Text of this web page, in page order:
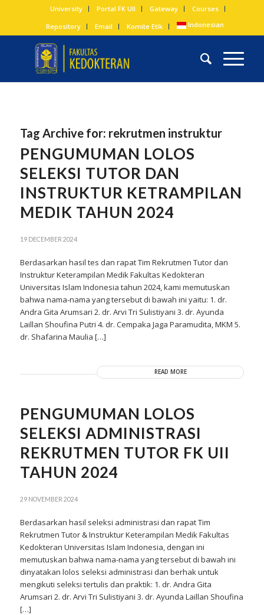
University Portal FK UII Gateway
Courses
Repository
Email Komite Etik Indonesian
Tag Archive for: rekrutmen instruktur
PENGUMUMAN LOLOS
SELEKSI TUTOR DAN
INSTRUKTUR KETRAMPILAN
MEDIK TAHUN 2024
19 DECEMBER 2024
Berdasarkan hasil tes dan rapat Tim Rekrutmen Tutor dan
Instruktur Keterampilan Medik Fakultas Kedokteran
Universitas Islam Indonesia tahun 2024, kami memutuskan
bahwa nama-nama yang tersebut di bawah ini yaitu: 1. dr.
Andra Gita Arumsari 2. dr. Arvi Tri Sulistiyani 3. dr. Ayunda
Laillan Shoufina Putri 4. dr. Cempaka Jaga Paramudita, MKM 5.
dr. Shafarina Maulia […]
READ MORE
PENGUMUMAN LOLOS
SELEKSI ADMINISTRASI
REKRUTMEN TUTOR FK UII
TAHUN 2024
29 NOVEMBER 2024
Berdasarkan hasil seleksi administrasi dan rapat Tim
Rekrutmen Tutor & Instruktur Keterampilan Medik Fakultas
Kedokteran Universitas Islam Indonesia, dengan ini
memutuskan bahwa nama-nama yang tersebut di bawah ini
dinyatakan lolos seleksi administrasi dan berhak untuk
mengikuti seleksi tertulis dan praktik: 1. dr. Andra Gita
Arumsari 2. dr. Arvi Tri Sulistiyani 3. dr. Ayunda Laillan Shoufina
[…]